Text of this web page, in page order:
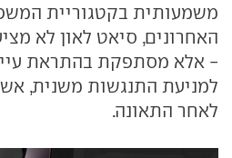
משמעותית בקטגוריית
האחרונים, סיאט לאון לא
- אלא מסתפקת בהתראת
למניעת התנגשות משנית,
לאחר התאונה.